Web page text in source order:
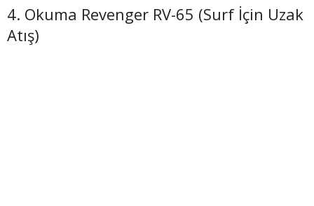
4. Okuma Revenger RV-65 (Surf İçin Uzak
Atış)